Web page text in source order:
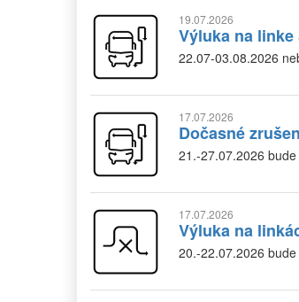
19.07.2026
Výluka na linke
22.07-03.08.2026
17.07.2026
Dočasné
21.-27.07.2026
17.07.2026
Výluka na
20.-22.07.2026